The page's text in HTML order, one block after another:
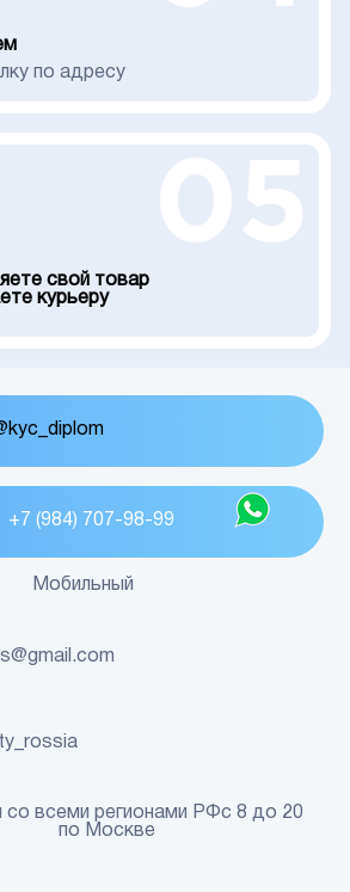
по адресу
свой товар
курьеру
+7 (984) 707-98-99
Мобильный
со всеми регионами РФс 8 до 20
по Москве